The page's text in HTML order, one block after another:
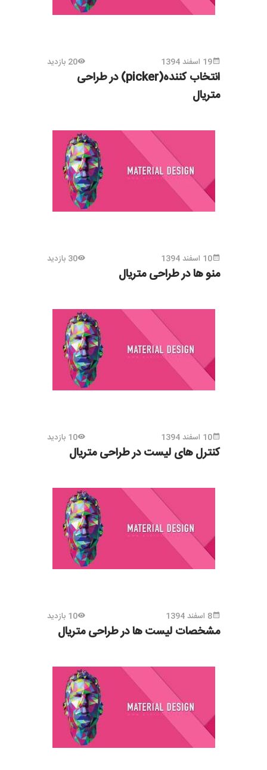
19 اسفند 1394 20 بازدید
انتخاب کننده(picker) در طراحی
متریال
10 اسفند 1394 30 بازدید
منو ها در طراحی متریال
10 اسفند 1394 10 بازدید
کنترل های لیست در طراحی متریال
8 اسفند 1394 10 بازدید
مشخصات لیست ها در طراحی متریال